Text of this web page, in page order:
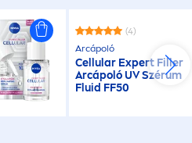
(4)
Arcápoló
Cellular Expert Filler
Arcápoló UV Szérum
Fluid FF50